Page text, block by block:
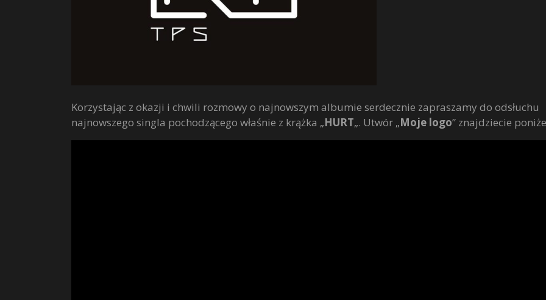
Korzystając z okazji i chwili rozmowy o najnowszym albumie serdecznie zapraszamy do odsłuchu
najnowszego singla pochodzącego właśnie z krążka „HURT„. Utwór „Moje logo” znajdziecie